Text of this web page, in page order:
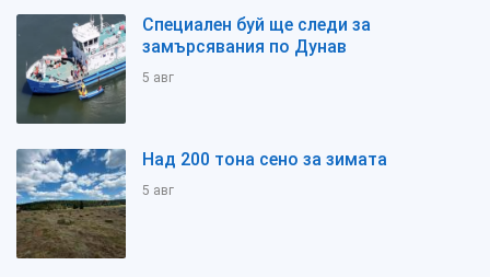
Специален буй ще следи за
замърсявания по Дунав
5 авг
Над 200 тона сено за зимата
5 авг